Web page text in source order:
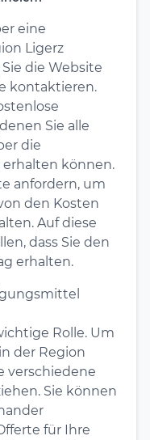
eine
Ligerz
die Website
kontaktieren.
Sie alle
die
können.
anfordern, um
den Kosten
Auf diese
dass Sie den
erhalten.
Rolle. Um
der Region
verschiedene
Sie können
für Ihre